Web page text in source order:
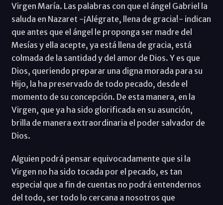
Virgen María. Las palabras con que el ángel Gabriel la
saluda en Nazaret -¡Alégrate, llena de gracia!- indican
que antes que el ángel le proponga ser madre del
Mesías y ella acepte, ya está llena de gracia, está
colmada de la santidad y del amor de Dios. Y es que
Dios, queriendo preparar una digna morada para su
Hijo, la ha preservado de todo pecado, desde el
momento de su concepción. De esta manera, en la
Virgen, que ya ha sido glorificada en su asunción,
brilla de manera extraordinaria el poder salvador de
Dios.
Alguien podrá pensar equivocadamente que si la
Virgen no ha sido tocada por el pecado, es tan
especial que a fin de cuentas no podrá entendernos
del todo, ser todo lo cercana a nosotros que